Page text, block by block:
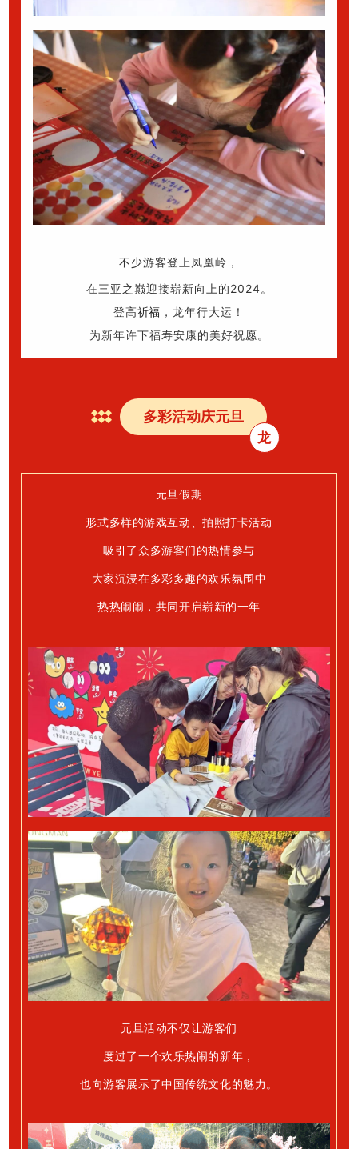
不少游客登上凤凰岭，
在三亚之巅迎接崭新向上的2024。
登高祈福 ，龙年行大运！
为新年许下福寿安康的美好祝愿。
多彩活动庆元旦
龙
元旦假期
形式多样的游戏互动、拍照打卡活动
吸引了众多游客们的热情参与
大家沉浸在多彩多趣的欢乐氛围中
热热闹闹， 共同开启崭新的一年
元旦活动不仅让游客们
度过了一个欢乐热闹的新年，
也向游客展示了中国传统文化的魅力。